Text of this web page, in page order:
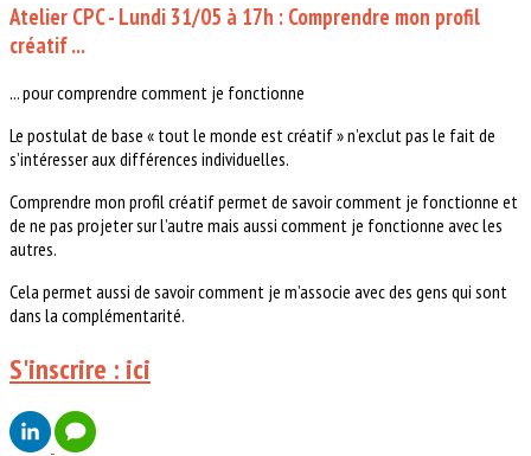
Atelier CPC - Lundi 31/05 à 17h : Comprendre mon profil
créatif ...
... pour comprendre comment je fonctionne
Le postulat de base « tout le monde est créatif » n’exclut pas le fait de
s’intéresser aux différences individuelles.
Comprendre mon profil créatif permet de savoir comment je fonctionne et
de ne pas projeter sur l’autre mais aussi comment je fonctionne avec les
autres.
Cela permet aussi de savoir comment je m’associe avec des gens qui sont
dans la complémentarité.
S'inscrire : ici